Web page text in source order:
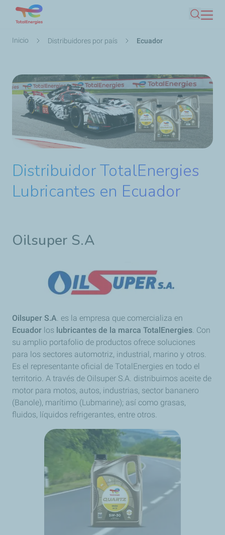
contenido
Buscar
Ruta
Inicio Distribuidores por país Ecuador
Distribuidor TotalEnergies
Lubricantes en Ecuador
Oilsuper S.A
Oilsuper S.A. es la empresa que comercializa en
Ecuador los lubricantes de la marca TotalEnergies. Con
su amplio portafolio de productos ofrece soluciones
para los sectores automotriz, industrial, marino y otros.
Es el representante oficial de TotalEnergies en todo el
territorio. A través de Oilsuper S.A. distribuimos aceite de
motor para motos, autos, industrias, sector bananero
(Banole), marítimo (Lubmarine); así como grasas,
fluidos, líquidos refrigerantes, entre otros.